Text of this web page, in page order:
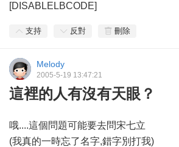
[DISABLELBCODE]
支持 反對 刪除
Melody
2005-5-19 13:47:21
這裡的人有沒有天眼？
哦....這個問題可能要去問宋七立
(我真的一時忘了名字,錯字別打我)